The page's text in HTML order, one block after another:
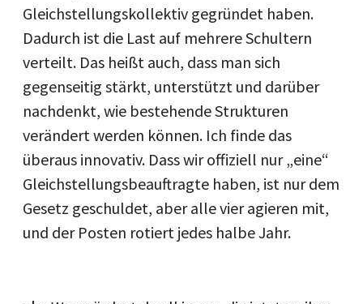
Gleichstellungskollektiv gegründet haben.
Dadurch ist die Last auf mehrere Schultern
verteilt. Das heißt auch, dass man sich
gegenseitig stärkt, unterstützt und darüber
nachdenkt, wie bestehende Strukturen
verändert werden können. Ich finde das
überaus innovativ. Dass wir offiziell nur „eine“
Gleichstellungsbeauftragte haben, ist nur dem
Gesetz geschuldet, aber alle vier agieren mit,
und der Posten rotiert jedes halbe Jahr.